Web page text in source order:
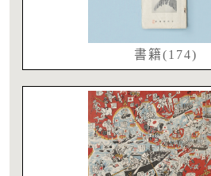
書籍(174)